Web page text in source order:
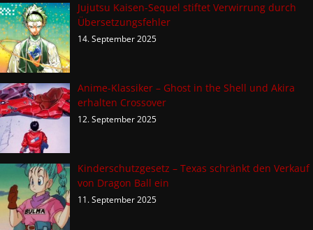
Jujutsu Kaisen-Sequel stiftet Verwirrung durch
Übersetzungsfehler
14. September 2025
Anime-Klassiker – Ghost in the Shell und Akira
erhalten Crossover
12. September 2025
Kinderschutzgesetz – Texas schränkt den Verkauf
von Dragon Ball ein
11. September 2025